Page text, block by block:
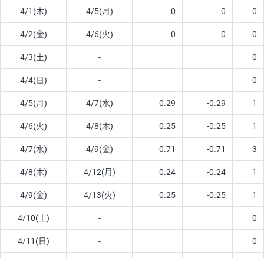
4/1(木) 4/5(月) 0 0 0
4/2(金) 4/6(火) 0 0 0
4/3(土) - 0
4/4(日) - 0
4/5(月) 4/7(水) 0.29 -0.29 1
4/6(火) 4/8(木) 0.25 -0.25 1
4/7(水) 4/9(金) 0.71 -0.71 3
4/8(木) 4/12(月) 0.24 -0.24 1
4/9(金) 4/13(火) 0.25 -0.25 1
4/10(土) - 0
4/11(日) - 0